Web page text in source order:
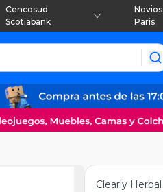
Cencosud
Scotiabank
Novios
Paris
Clearly Herbal